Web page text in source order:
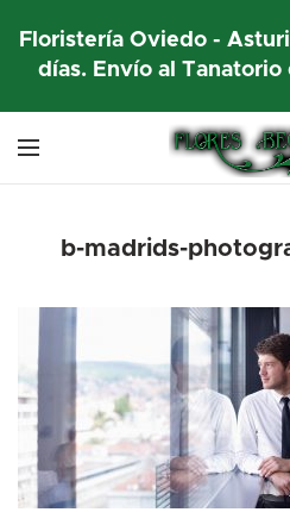
Floristería Oviedo -
días. Envío al Tanatorio
b-madrids-